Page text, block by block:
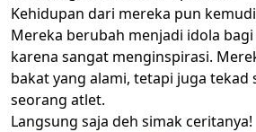
Kehidupan dari mereka pun
Mereka berubah menjadi idola
karena sangat menginspirasi.
bakat yang alami, tetapi juga tekad
seorang atlet.
Langsung saja deh simak ceritanya!